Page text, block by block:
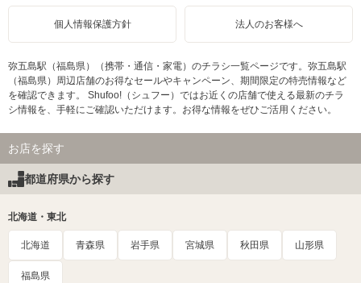
個人情報保護方針 法人のお客様へ
弥五島駅（福島県）（携帯・通信・家電）のチラシ一覧ページです。弥五島駅
（福島県）周辺店舗のお得なセールやキャンペーン、期間限定の特売情報など
を確認できます。 Shufoo!（シュフー）ではお近くの店舗で使える最新のチラ
シ情報を、手軽にご確認いただけます。お得な情報をぜひご活用ください。
お店を探す
都道府県から探す
北海道・東北
北海道 青森県 岩手県 宮城県 秋田県 山形県
福島県